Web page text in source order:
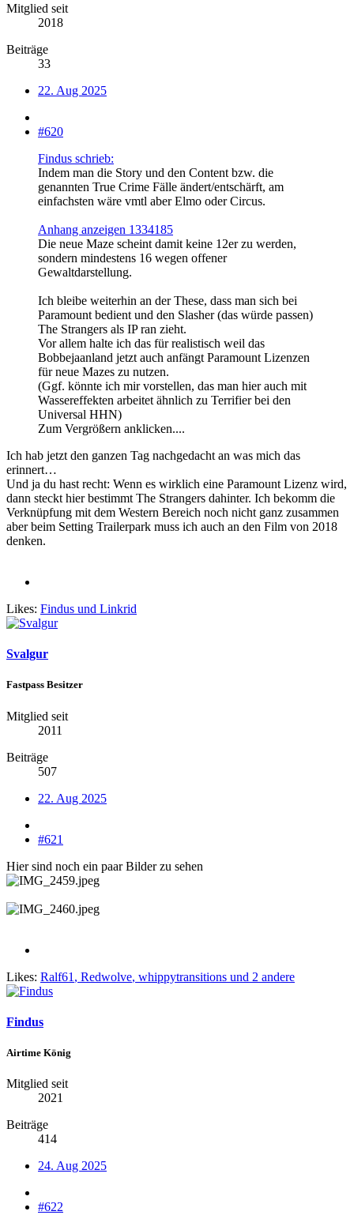
Mitglied seit
2018
Beiträge
33
22. Aug 2025
#620
Findus schrieb:
Indem man die Story und den Content bzw. die
genannten True Crime Fälle ändert/entschärft, am
einfachsten wäre vmtl aber Elmo oder Circus.
Anhang anzeigen 1334185
Die neue Maze scheint damit keine 12er zu werden,
sondern mindestens 16 wegen offener
Gewaltdarstellung.
Ich bleibe weiterhin an der These, dass man sich bei
Paramount bedient und den Slasher (das würde passen)
The Strangers als IP ran zieht.
Vor allem halte ich das für realistisch weil das
Bobbejaanland jetzt auch anfängt Paramount Lizenzen
für neue Mazes zu nutzen.
(Ggf. könnte ich mir vorstellen, das man hier auch mit
Wassereffekten arbeitet ähnlich zu Terrifier bei den
Universal HHN)
Zum Vergrößern anklicken....
Ich hab jetzt den ganzen Tag nachgedacht an was mich das
erinnert…
Und ja du hast recht: Wenn es wirklich eine Paramount Lizenz wird,
dann steckt hier bestimmt The Strangers dahinter. Ich bekomm die
Verknüpfung mit dem Western Bereich noch nicht ganz zusammen
aber beim Setting Trailerpark muss ich auch an den Film von 2018
denken.
Likes: Findus und Linkrid
Svalgur
Fastpass Besitzer
Mitglied seit
2011
Beiträge
507
22. Aug 2025
#621
Hier sind noch ein paar Bilder zu sehen
Likes: Ralf61 , Redwolve, whippytransitions und 2 andere
Findus
Airtime König
Mitglied seit
2021
Beiträge
414
24. Aug 2025
#622